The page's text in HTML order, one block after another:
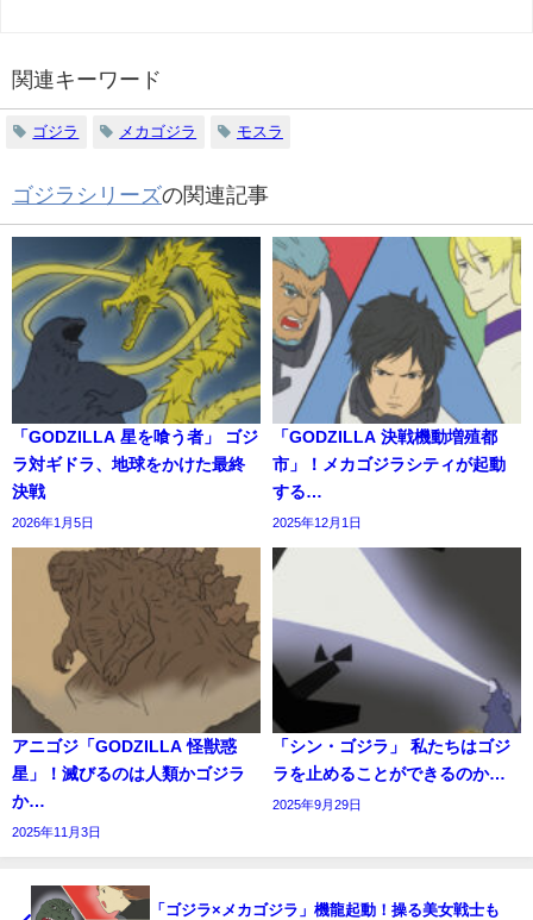
関連キーワード
ゴジラ メカゴジラ モスラ
ゴジラシリーズの関連記事
「GODZILLA 星を喰う者」 ゴジ
ラ対ギドラ、地球をかけた最終
決戦
2026年1月5日
「GODZILLA 決戦機動増殖都
市」！メカゴジラシティが起動
する…
2025年12月1日
アニゴジ「GODZILLA 怪獣惑
星」！滅びるのは人類かゴジラ
か…
2025年11月3日
「シン・ゴジラ」 私たちはゴジ
ラを止めることができるのか…
2025年9月29日
「ゴジラ×メカゴジラ」機龍起動！操る美女戦士も